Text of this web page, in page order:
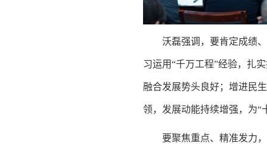
沃磊强调，要肯定成绩
习运用“千万工程”经验，扎
融合发展势头良好；增进民
领，发展动能持续增强，为“
要聚焦重点、精准发力